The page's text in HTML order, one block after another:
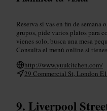
Reserva si vas en fin de semana
grupos, pide varios platos para
vienes solo, busca una mesa
Consulta el menú online si
http://www.yuukitchen.com/
29 Commercial St, London
Liverpool